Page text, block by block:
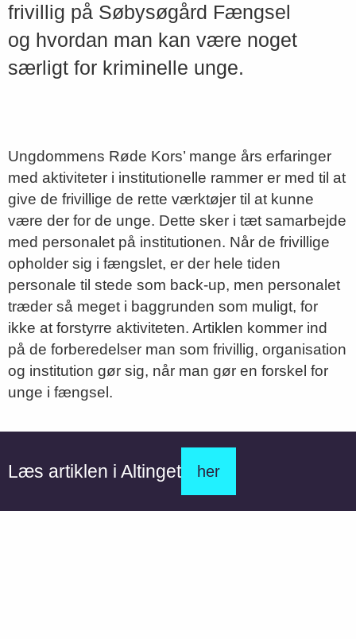
frivillig på Søbysøgård Fængsel
og hvordan man kan være noget
særligt for kriminelle unge.
Ungdommens Røde Kors’ mange års erfaringer
med aktiviteter i institutionelle rammer er med til at
give de frivillige de rette værktøjer til at kunne
være der for de unge. Dette sker i tæt samarbejde
med personalet på institutionen. Når de frivillige
opholder sig i fængslet, er der hele tiden
personale til stede som back-up, men personalet
træder så meget i baggrunden som muligt, for
ikke at forstyrre aktiviteten. Artiklen kommer ind
på de forberedelser man som frivillig, organisation
og institution gør sig, når man gør en forskel for
unge i fængsel.
Læs artiklen i Altinget her